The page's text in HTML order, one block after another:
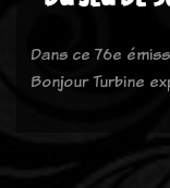
Dans ce 76e
Bonjour Turbine